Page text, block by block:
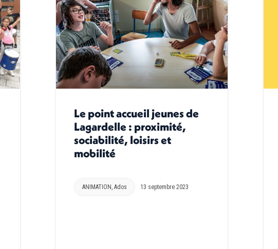
Le point accueil jeunes de
Lagardelle : proximité,
sociabilité, loisirs et
mobilité
ANIMATION ,Ados 13 septembre 2023